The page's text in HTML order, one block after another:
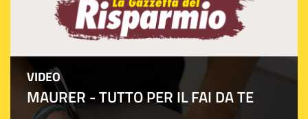
VIDEO
MAURER - TUTTO PER IL FAI DA TE